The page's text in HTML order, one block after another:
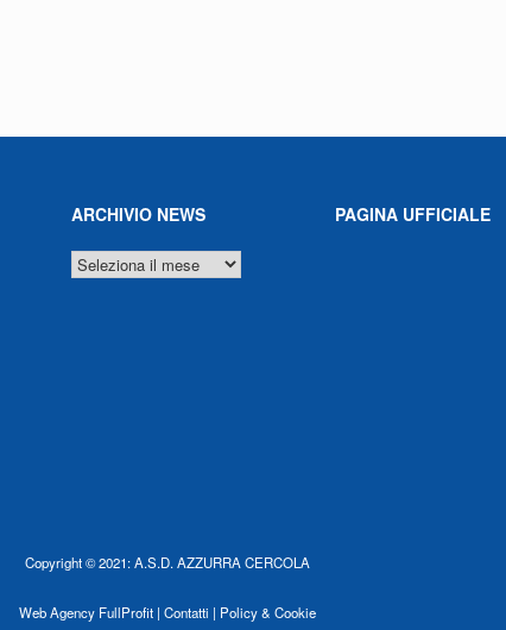
ARCHIVIO NEWS
ARCHIVIO
NEWS
PAGINA UFFICIALE
Copyright © 2021: A.S.D. AZZURRA CERCOLA
Web Agency FullProfit | Contatti | Policy & Cookie